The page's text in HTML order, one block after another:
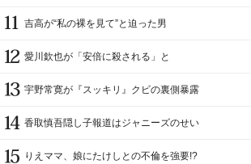
吉高が“私の裸を見て”と迫った男
愛川欽也が「安倍に殺される」と
宇野常寛が『スッキリ』クビの裏側暴露
香取慎吾隠し子報道はジャニーズのせい
りえママ、娘にたけしとの不倫を強要!?